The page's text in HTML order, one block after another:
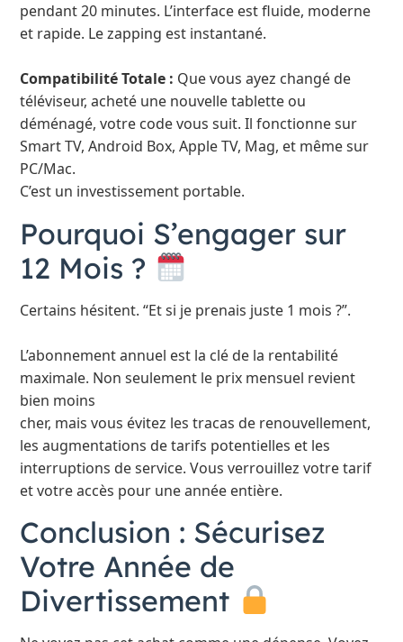
pendant 20 minutes. L’interface est fluide, moderne
et rapide. Le zapping est instantané.
Compatibilité Totale : Que vous ayez changé de
téléviseur, acheté une nouvelle tablette ou
déménagé, votre code vous suit. Il fonctionne sur
Smart TV, Android Box, Apple TV, Mag, et même sur
PC/Mac.
C’est un investissement portable.
Pourquoi S’engager sur
12 Mois ?
Certains hésitent. “Et si je prenais juste 1 mois ?”.
L’abonnement annuel est la clé de la rentabilité
maximale. Non seulement le prix mensuel revient
bien moins
cher, mais vous évitez les tracas de renouvellement,
les augmentations de tarifs potentielles et les
interruptions de service. Vous verrouillez votre tarif
et votre accès pour une année entière.
Conclusion : Sécurisez
Votre Année de
Divertissement